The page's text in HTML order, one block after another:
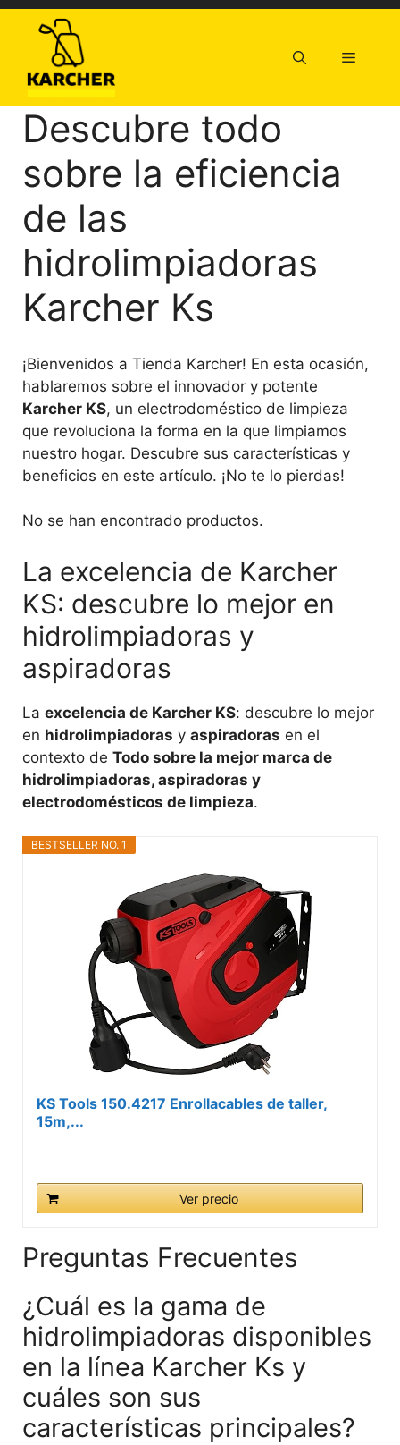
Saltar
contenido
Menú
Descubre todo
sobre la eficiencia
de las
hidrolimpiadoras
Karcher Ks
¡Bienvenidos a Tienda Karcher! En esta ocasión,
hablaremos sobre el innovador y potente
Karcher KS, un electrodoméstico de limpieza
que revoluciona la forma en la que limpiamos
nuestro hogar. Descubre sus características y
beneficios en este artículo. ¡No te lo pierdas!
No se han encontrado productos.
La excelencia de Karcher
KS: descubre lo mejor en
hidrolimpiadoras y
aspiradoras
La excelencia de Karcher KS: descubre lo mejor
en hidrolimpiadoras y aspiradoras en el
contexto de Todo sobre la mejor marca de
hidrolimpiadoras, aspiradoras y
electrodomésticos de limpieza.
BESTSELLER NO. 1
KS Tools 150.4217 Enrollacables de taller,
15m,...
Ver precio
Preguntas Frecuentes
¿Cuál es la gama de
hidrolimpiadoras disponibles
en la línea Karcher Ks y
cuáles son sus
características principales?